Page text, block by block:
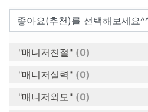
"매니저친절" (0)
"매니저실력" (0)
"매니저외모" (0)